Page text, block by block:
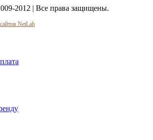
2012 | Все права защищены.
NetLab